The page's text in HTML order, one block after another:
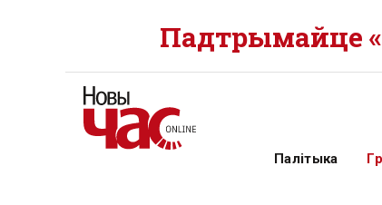
Падтрымайце
Палітыка